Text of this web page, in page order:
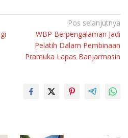
Pos selanjutnya
WBP Berpengalaman Jadi
Pelatih Dalam Pembinaan
Pramuka Lapas Banjarmasin